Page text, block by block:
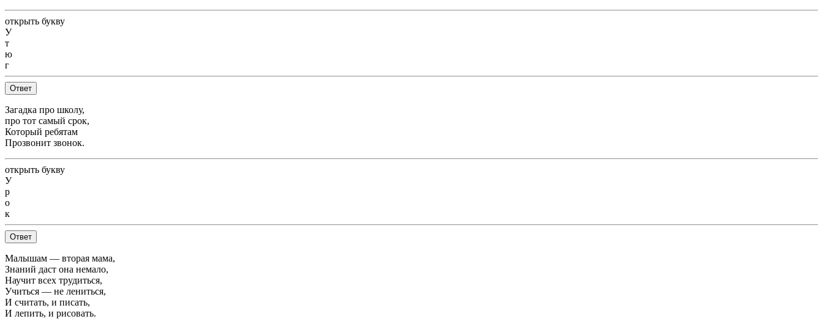
открыть букву
У
т
ю
г
Ответ
Загадка про школу,
про тот самый срок,
Который ребятам
Прозвонит звонок.
открыть букву
У
р
о
к
Ответ
Малышам — вторая мама,
Знаний даст она немало,
Научит всех трудиться,
Учиться — не лениться,
И считать, и писать,
И лепить, и рисовать.